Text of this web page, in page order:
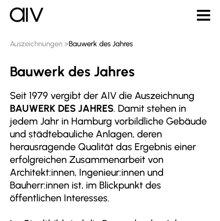
Auszeichnungen Bauwerk des Jahres
Bauwerk des Jahres
Seit 1979 vergibt der AIV die Auszeichnung
BAUWERK DES JAHRES. Damit stehen in
jedem Jahr in Hamburg vorbildliche Gebäude
und städtebauliche Anlagen, deren
herausragende Qualität das Ergebnis einer
erfolgreichen Zusammenarbeit von
Architekt:innen, Ingenieur:innen und
Bauherr:innen ist, im Blickpunkt des
öffentlichen Interesses.